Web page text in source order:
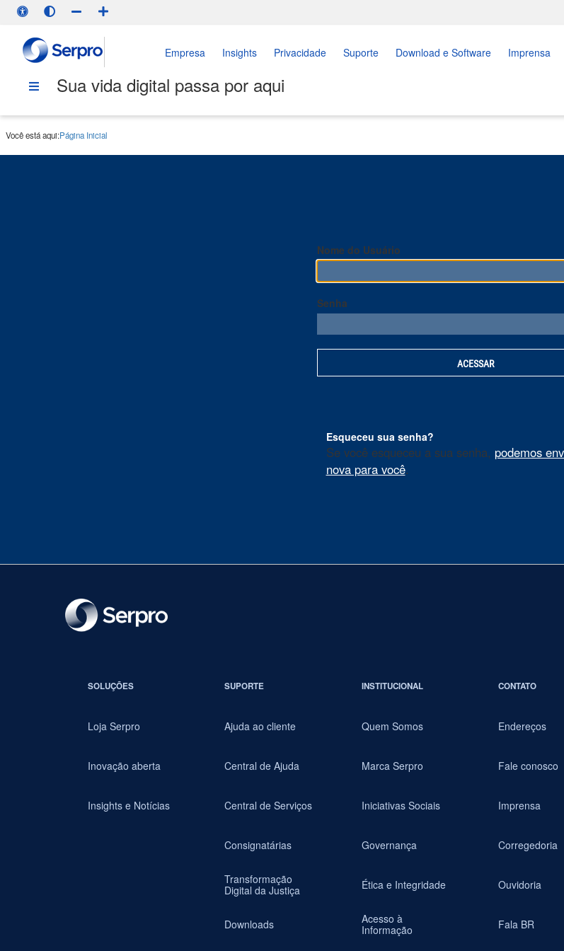
Empresa Insights Privacidade Suporte Download e Software Imprensa
Sua vida digital passa por aqui
Você está aqui:Página Inicial
Nome do Usuário
Senha
Esqueceu sua senha?
Se você esqueceu a sua senha, podemos
nova para você.
SOLUÇÕES
Loja Serpro
Inovação aberta
Insights e Notícias
SUPORTE
Ajuda ao cliente
Central de Ajuda
Central de Serviços
Consignatárias
Transformação
Digital da Justiça
Downloads
INSTITUCIONAL
Quem Somos
Marca Serpro
Iniciativas Sociais
Governança
Ética e Integridade
Acesso à
Informação
CONTATO
Endereços
Fale conosco
Imprensa
Corregedoria
Ouvidoria
Fala BR